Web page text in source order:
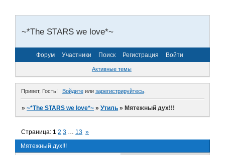
~*The STARS we love*~
Форум Участники Поиск Регистрация Войти
Активные темы
Привет, Гость! Войдитеили зарегистрируйтесь.
»~*The STARS we love*~ »Утиль »Мятежный дух!!!
Мятежный дух!!!
Страница:1 2 3 … 13 »